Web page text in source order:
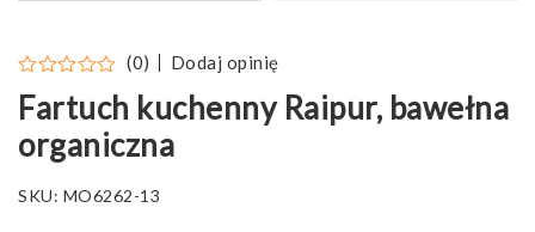
(0) Dodaj opinię
Fartuch kuchenny Raipur, bawełna
organiczna
SKU: MO6262-13